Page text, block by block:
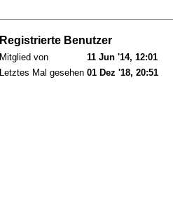
Registrierte Benutzer
Mitglied von
11 Jun '14, 12:01
Letztes Mal gesehen 01 Dez '18, 20:51